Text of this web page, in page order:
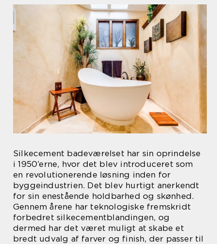
Silkecement badeværelset har sin oprindelse
i 1950’erne, hvor det blev introduceret som
en revolutionerende løsning inden for
byggeindustrien. Det blev hurtigt anerkendt
for sin enestående holdbarhed og skønhed.
Gennem årene har teknologiske fremskridt
forbedret silkecementblandingen, og
dermed har det været muligt at skabe et
bredt udvalg af farver og finish, der passer til